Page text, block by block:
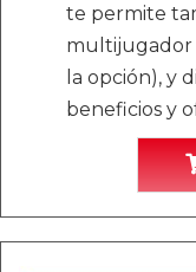
te permite
multijugador
la opción), y
beneficios y